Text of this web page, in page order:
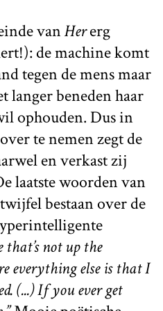
vanHererg
de machine komt
tegen de mens maar
langer beneden haar
ophouden. Dus in
te nemen zegt de
en verkast zij
laatste woorden van
bestaan over de
that’s not up the
everything else is that I
(...) If you ever get